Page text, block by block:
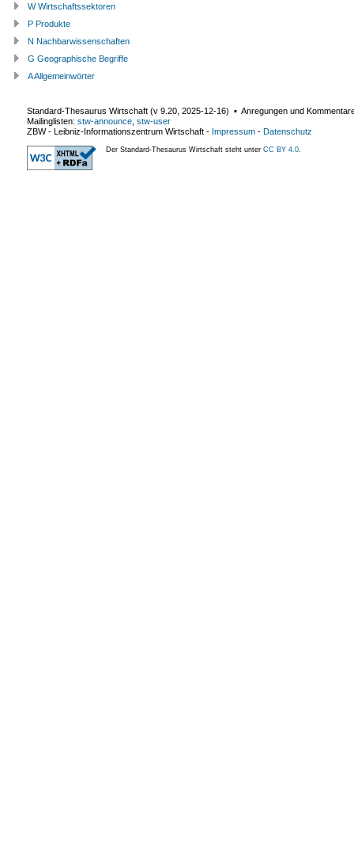
W Wirtschaftssektoren
P Produkte
N Nachbarwissenschaften
G Geographische Begriffe
A Allgemeinwörter
Standard-Thesaurus Wirtschaft (v 9.20 2025-12-16) ▪ Anregungen und
Mailinglisten: stw-announce stw-user
ZBW - Leibniz-Informationszentrum Wirtschaft - Impressum - Datenschutz
Der Standard-Thesaurus Wirtschaft steht unter CC BY 4.0